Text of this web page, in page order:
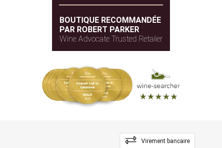
BOUTIQUE RECOMMANDÉE
PAR ROBERT PARKER
Wine Advocate Trusted Retailer
Virement bancaire